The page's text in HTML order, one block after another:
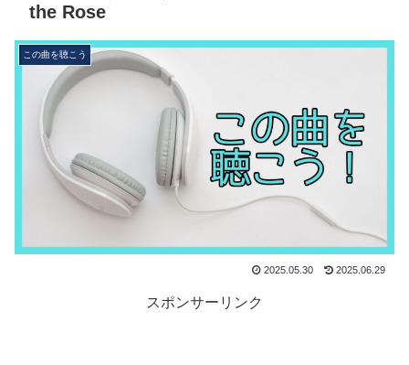
the Rose
この曲を聴こう
2025.05.30 2025.06.29
スポンサーリンク